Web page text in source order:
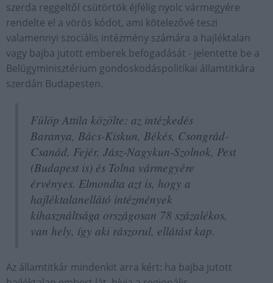
szerda reggeltől csütörtök éjfélig nyolc vármegyére
rendelte el a vörös kódot, ami kötelezővé teszi
valamennyi szociális intézmény számára a hajléktalan
vagy bajba jutott emberek befogadását - jelentette be a
Belügyminisztérium gondoskodáspolitikai államtitkára
szerdán Budapesten.
Fülöp Attila közölte: az intézkedés
Baranya, Bács-Kiskun, Békés, Csongrád-
Csanád, Fejér, Jász-Nagykun-Szolnok, Pest
(Budapest is) és Tolna vármegyére
érvényes. Elmondta azt is, hogy a
hajléktalanellátó intézmények
kihasználtsága országosan 78 százalékos,
van hely, így aki rászorul, ellátást kap.
Az államtitkár mindenkit arra kért: ha bajba jutott